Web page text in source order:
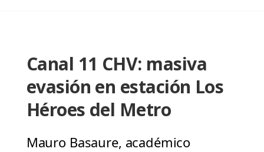
Canal 11 CHV: masiva
evasión en estación Los
Héroes del Metro
Mauro Basaure, académico